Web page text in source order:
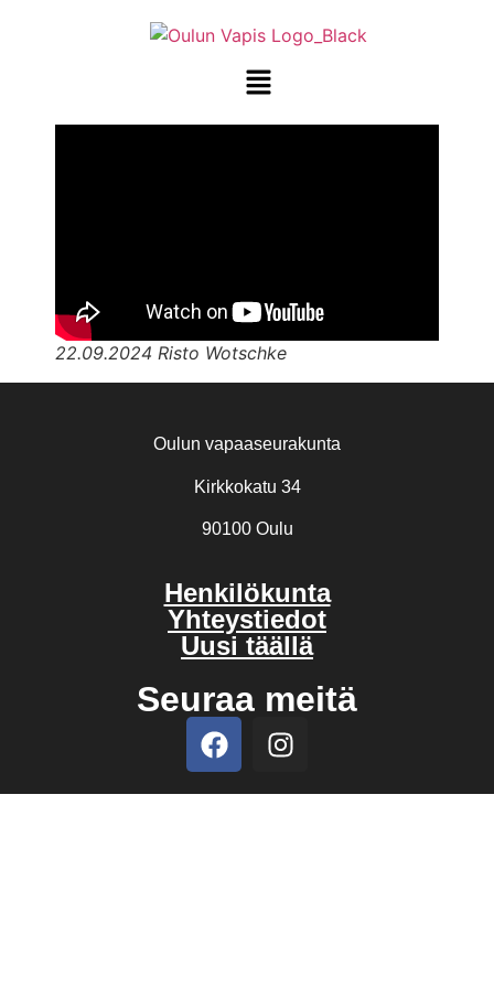
22.09.2024 Risto Wotschke
Oulun vapaaseurakunta
Kirkkokatu 34
90100 Oulu
Henkilökunta
Yhteystiedot
Uusi täällä
Seuraa meitä